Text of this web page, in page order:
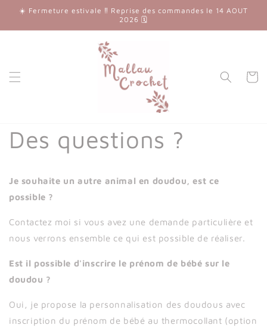
passer
☀️ Fermeture estivale ‼️ Reprise des commandes le 14 AOUT
2026 🗓
Panier
Des questions ?
Je souhaite un autre animal en doudou, est ce
possible ?
Contactez moi si vous avez une demande particulière et
nous verrons ensemble ce qui est possible de réaliser.
Est il possible d'inscrire le prénom de bébé sur le
doudou ?
Oui, je propose la personnalisation des doudous avec
inscription du prénom de bébé au thermocollant (option